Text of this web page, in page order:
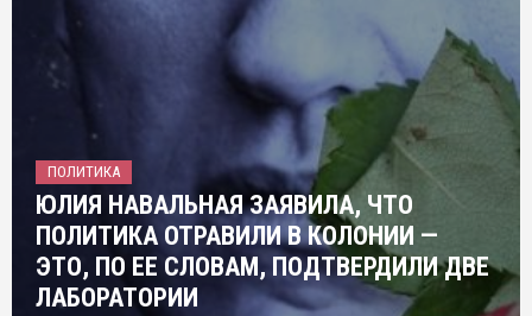
ПОЛИТИКА
ЮЛИЯ НАВАЛЬНАЯ ЗАЯВИЛА, ЧТО
ПОЛИТИКА ОТРАВИЛИ В КОЛОНИИ —
ЭТО, ПО ЕЕ СЛОВАМ, ПОДТВЕРДИЛИ ДВЕ
ЛАБОРАТОРИИ